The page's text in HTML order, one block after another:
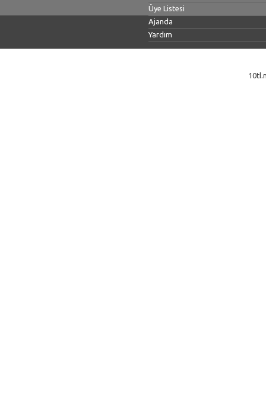
Üye Listesi
Ajanda
Yardım